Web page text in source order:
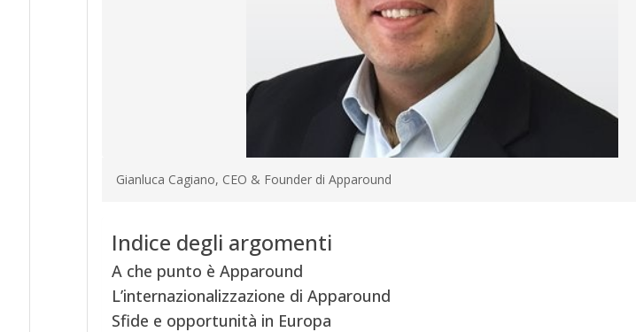
Gianluca Cagiano, CEO & Founder di Apparound
Indice degli argomenti
A che punto è Apparound
L’internazionalizzazione di Apparound
Sfide e opportunità in Europa